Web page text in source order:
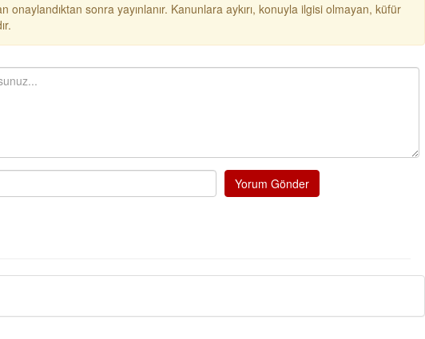
onaylandıktan sonra yayınlanır. Kanunlara aykırı, konuyla ilgisi olmayan, küfür
Yorum Gönder